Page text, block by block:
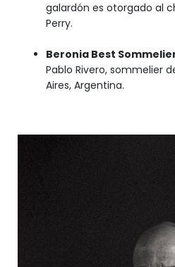
galardón es otorgado al
Perry.
Beronia Best
Pablo Rivero, sommelier
Aires, Argentina.